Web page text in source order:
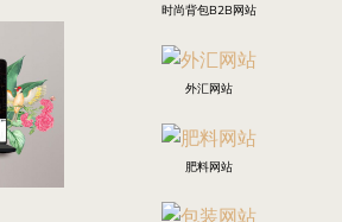
时尚背包B2B网站
外汇网站
肥料网站